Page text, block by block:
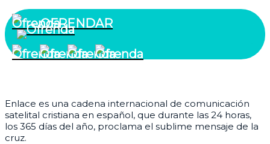
OFRENDAR
Enlace es una cadena internacional de comunicación
satelital cristiana en español, que durante las 24 horas,
los 365 días del año, proclama el sublime mensaje de la
cruz.